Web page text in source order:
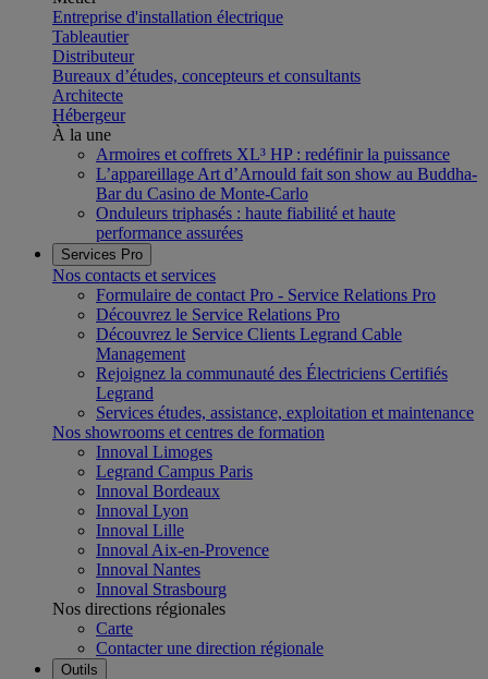
Entreprise d'installation électrique
Tableautier
Distributeur
Bureaux d’études, concepteurs et consultants
Architecte
Hébergeur
À la une
Armoires et coffrets XL³ HP : redéfinir la puissance
L’appareillage Art d’Arnould fait son show au Buddha-
Bar du Casino de Monte-Carlo
Onduleurs triphasés : haute fiabilité et haute
performance assurées
Services Pro
Nos contacts et services
Formulaire de contact Pro - Service Relations Pro
Découvrez le Service Relations Pro
Découvrez le Service Clients Legrand Cable
Management
Rejoignez la communauté des Électriciens Certifiés
Legrand
Services études, assistance, exploitation et maintenance
Nos showrooms et centres de formation
Innoval Limoges
Legrand Campus Paris
Innoval Bordeaux
Innoval Lyon
Innoval Lille
Innoval Aix-en-Provence
Innoval Nantes
Innoval Strasbourg
Nos directions régionales
Carte
Contacter une direction régionale
Outils